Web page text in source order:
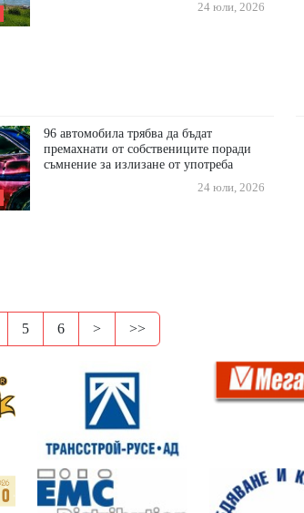
24 юли, 2026
96 автомобила трябва да бъдат
премахнати от собствениците поради
съмнение за излизане от употреба
24 юли, 2026
5 6 > >>